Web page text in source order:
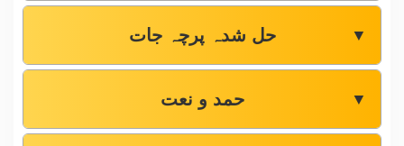
حل شدہ پرچہ جات ▼
حمد و نعت ▼